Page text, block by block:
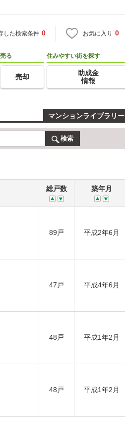
した検索条件 0 お気に入り 0
売る
売却
住みやすい街を探す
助成金
情報
マンションライブラリー
検索
総戸数 築年月
89戸 平成2年6月
47戸 平成4年6月
48戸 平成1年2月
48戸 平成1年2月